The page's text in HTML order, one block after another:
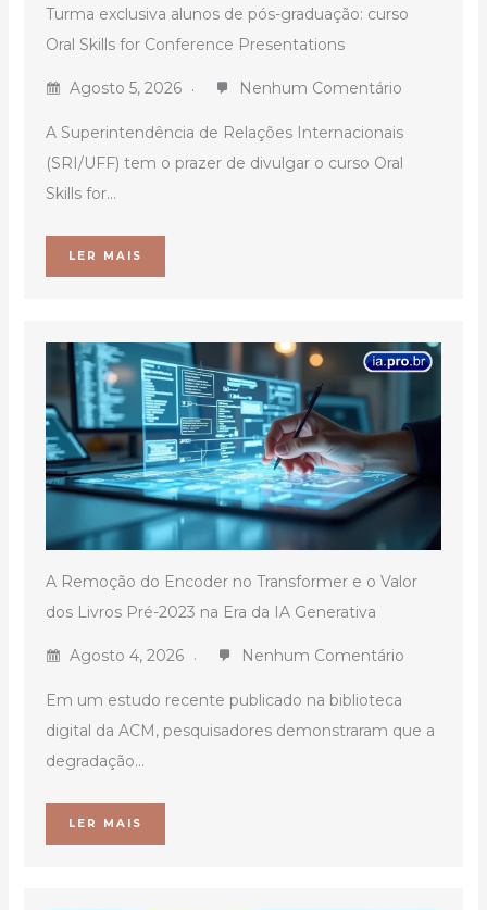
Turma exclusiva alunos de pós-graduação: curso
Oral Skills for Conference Presentations
Agosto 5, 2026 Nenhum Comentário
A Superintendência de Relações Internacionais
(SRI/UFF) tem o prazer de divulgar o curso Oral
Skills for...
LER MAIS
A Remoção do Encoder no Transformer e o Valor
dos Livros Pré-2023 na Era da IA Generativa
Agosto 4, 2026 Nenhum Comentário
Em um estudo recente publicado na biblioteca
digital da ACM, pesquisadores demonstraram que a
degradação...
LER MAIS